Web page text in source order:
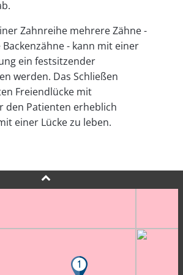
Zahnreihe mehrere Zähne -
- kann mit einer
ein festsitzender
werden. Das Schließen
Freiendlücke mit
den Patienten erheblich
einer Lücke zu leben.